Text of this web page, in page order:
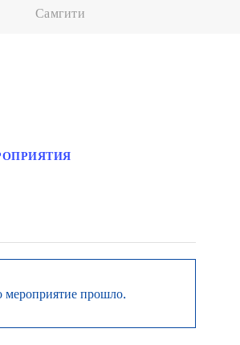
Самгити
мероприятие прошло.